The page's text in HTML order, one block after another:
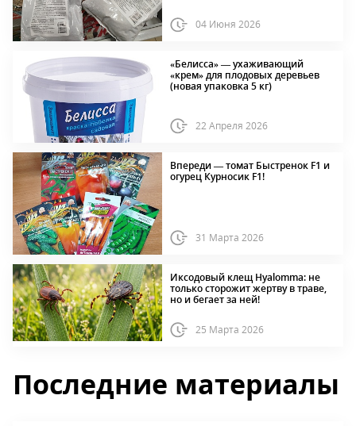
04 Июня 2026
«Белисса» — ухаживающий
«крем» для плодовых деревьев
(новая упаковка 5 кг)
22 Апреля 2026
Впереди — томат Быстренок F1 и
огурец Курносик F1!
31 Марта 2026
Иксодовый клещ Hyalomma: не
только сторожит жертву в траве,
но и бегает за ней!
25 Марта 2026
Последние материалы